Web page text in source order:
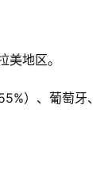
地区。
）、葡萄牙、